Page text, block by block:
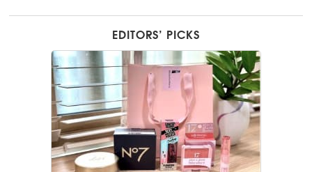
EDITORS’ PICKS